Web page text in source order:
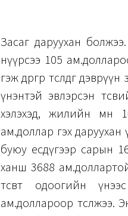
Засаг даруухан
нүүрсээ 105
гэж өөдрөгөөр төсөөлдөг
үнэнтэй эвлэрсэн
хэлэхэд, жилийн
ам.доллар гэх
буюу есдүгээр сарын
ханш 3688
төсөвт одоогийн
ам.доллароор төсөөлжээ.